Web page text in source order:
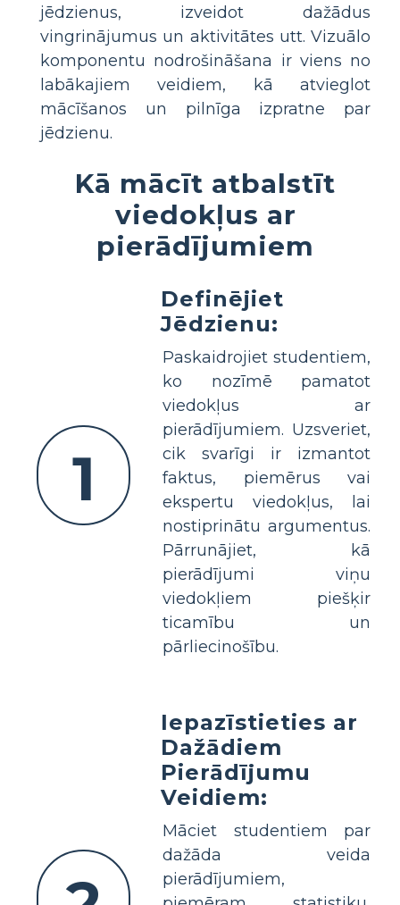
jēdzienus, izveidot dažādus
vingrinājumus un aktivitātes utt. Vizuālo
komponentu nodrošināšana ir viens no
labākajiem veidiem, kā atvieglot
mācīšanos un pilnīga izpratne par
jēdzienu.
Kā mācīt atbalstīt
viedokļus ar
pierādījumiem
1
Definējiet
Jēdzienu:
Paskaidrojiet studentiem,
ko nozīmē pamatot
viedokļus ar
pierādījumiem. Uzsveriet,
cik svarīgi ir izmantot
faktus, piemērus vai
ekspertu viedokļus, lai
nostiprinātu argumentus.
Pārrunājiet, kā
pierādījumi viņu
viedokļiem piešķir
ticamību un
pārliecinošību.
Iepazīstieties ar
Dažādiem
Pierādījumu
Veidiem:
Māciet studentiem par
dažāda veida
pierādījumiem,